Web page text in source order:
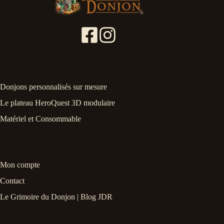
la
page
produit
Donjons personnalisés sur mesure
Le plateau HeroQuest 3D modulaire
Matériel et Consommable
Mon compte
Contact
Le Grimoire du Donjon | Blog JDR